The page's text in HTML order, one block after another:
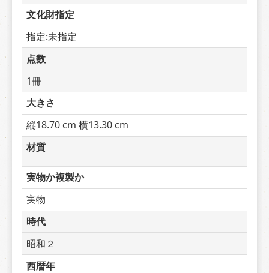
文化財指定
指定:未指定
点数
1冊
大きさ
縦18.70 cm 横13.30 cm
材質
実物か複製か
実物
時代
昭和２
西暦年